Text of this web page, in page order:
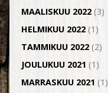
MAALISKUU 2022(3)
HELMIKUU 2022(1)
TAMMIKUU 2022(2)
JOULUKUU 2021 (1)
MARRASKUU 2021 (1)